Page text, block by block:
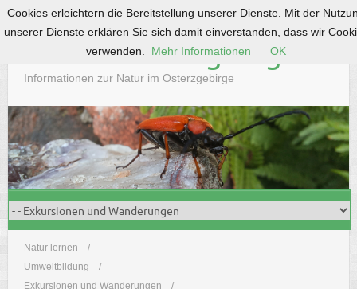
S
k
o
c
o
n
t
Natur im Osterzgebirge
Informationen zur Natur im Osterzgebirge
Natur lernen
Umweltbildung
Exkursionen und Wanderungen
Cookies erleichtern die Bereitstellung unserer Dienste. Mit der
unserer Dienste erklären Sie sich damit einverstanden, dass wir
verwenden.
Mehr Informationen OK